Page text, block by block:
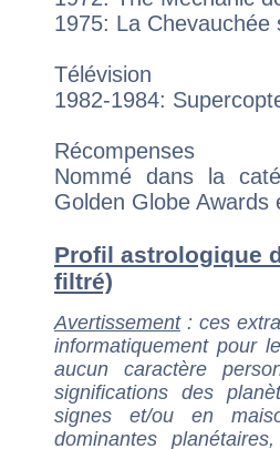
1975: La
Télévision
1982-1984:
Récompenses
Nommé dans la
Golden Globe
Profil astrologique
filtré)
Avertissement: ces
informatiquement pour
aucun caractère
significations des
signes et/ou en
dominantes